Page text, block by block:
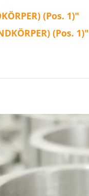
(Pos. 1)"
(Pos. 1)"